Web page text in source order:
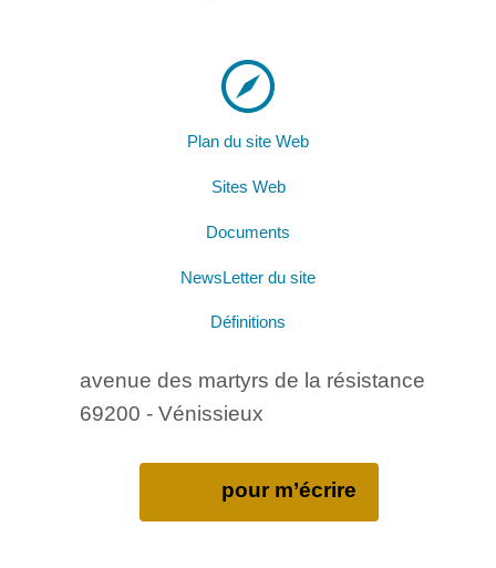
Plan du site Web
Sites Web
Documents
NewsLetter du site
Définitions
avenue des martyrs de la résistance
69200 - Vénissieux
pour m’écrire